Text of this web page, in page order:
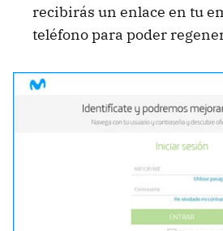
recibirás un enlace en tu
teléfono para poder